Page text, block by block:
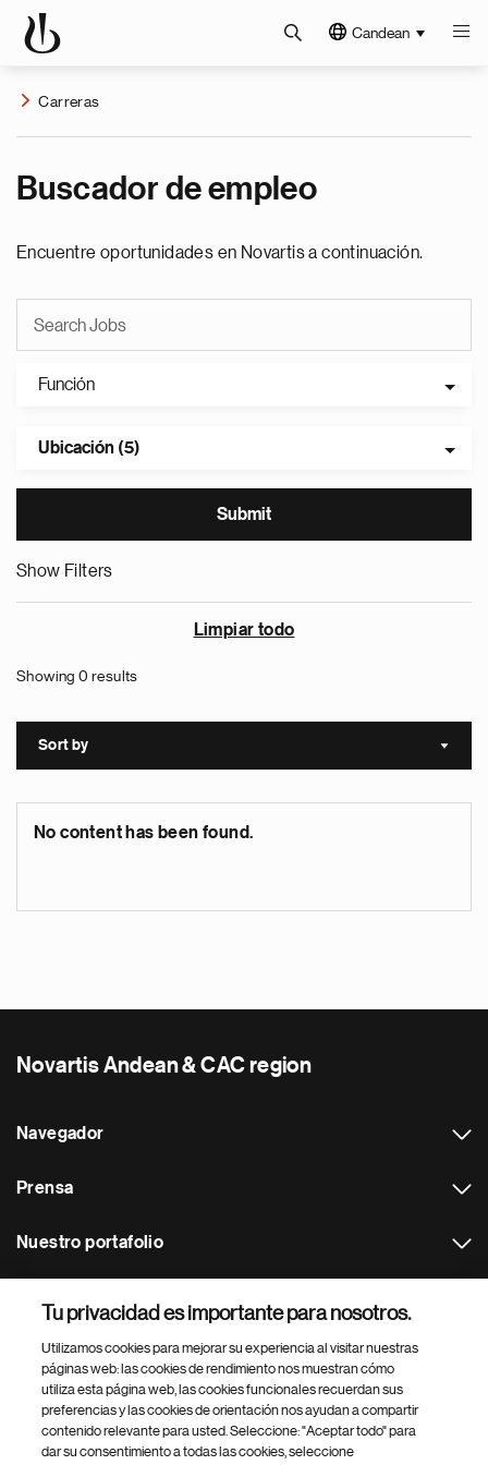
Candean
Carreras
Buscador de empleo
Encuentre oportunidades en Novartis a continuación.
Función
Ubicación (5)
Show Filters
Limpiar todo
Showing 0 results
Sort by Sort
No content has been found.
Novartis Andean & CAC region
Navegador
Prensa
Nuestro portafolio
Footer Site Search
Tu privacidad es importante para nosotros.
Utilizamos cookies para mejorar su experiencia al visitar nuestras
páginas web: las cookies de rendimiento nos muestran cómo
utiliza esta página web, las cookies funcionales recuerdan sus
preferencias y las cookies de orientación nos ayudan a compartir
contenido relevante para usted. Seleccione: "Aceptar todo" para
dar su consentimiento a todas las cookies, seleccione